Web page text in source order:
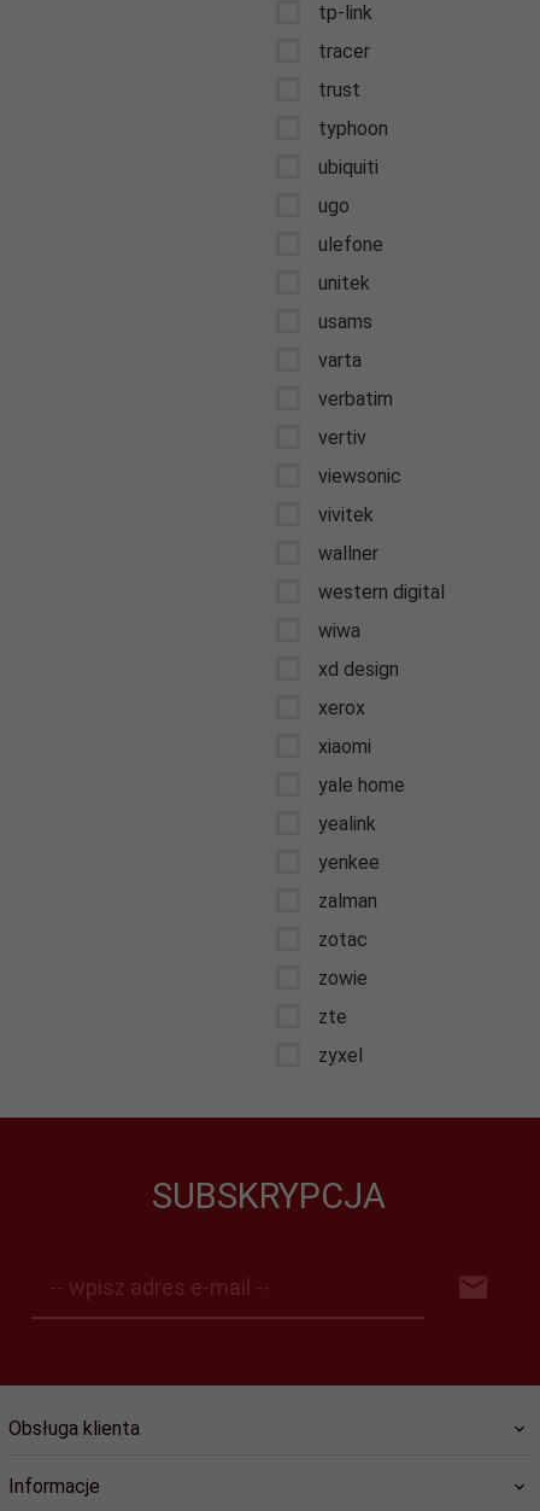
tp-link
tracer
trust
typhoon
ubiquiti
ugo
ulefone
unitek
usams
varta
verbatim
vertiv
viewsonic
vivitek
wallner
western digital
wiwa
xd design
xerox
xiaomi
yale home
yealink
yenkee
zalman
zotac
zowie
zte
zyxel
SUBSKRYPCJA
-- wpisz adres e-mail --
Obsługa klienta
Informacje